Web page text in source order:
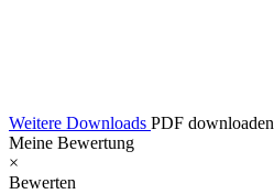
Weitere Downloads PDF downloaden
Meine Bewertung
×
Bewerten